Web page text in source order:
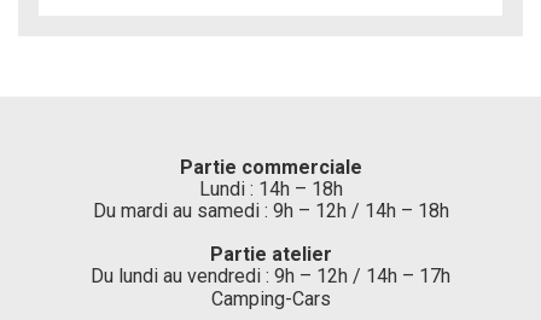
Partie commerciale
Lundi : 14h – 18h
Du mardi au samedi : 9h – 12h / 14h – 18h
Partie atelier
Du lundi au vendredi : 9h – 12h / 14h – 17h
Camping-Cars